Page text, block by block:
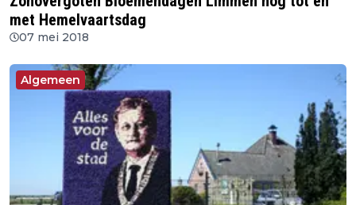
met Hemelvaartsdag
07 mei 2018
Algemeen